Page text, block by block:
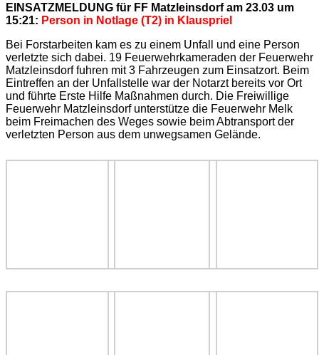
EINSATZMELDUNG für FF Matzleinsdorf am 23.03 um
15:21: Person in Notlage (T2) in Klauspriel
Bei Forstarbeiten kam es zu einem Unfall und eine Person
verletzte sich dabei. 19 Feuerwehrkameraden der Feuerwehr
Matzleinsdorf fuhren mit 3 Fahrzeugen zum Einsatzort. Beim
Eintreffen an der Unfallstelle war der Notarzt bereits vor Ort
und führte Erste Hilfe Maßnahmen durch. Die Freiwillige
Feuerwehr Matzleinsdorf unterstütze die Feuerwehr Melk
beim Freimachen des Weges sowie beim Abtransport der
verletzten Person aus dem unwegsamen Gelände.